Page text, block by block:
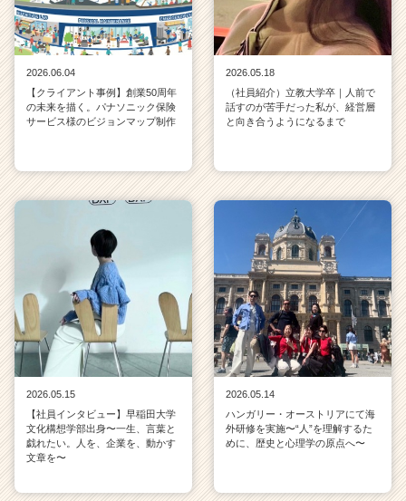
2026.06.04
【クライアント事例】創業50周年
の未来を描く。パナソニック保険
サービス様のビジョンマップ制作
2026.05.18
（社員紹介）立教大学卒｜人前で
話すのが苦手だった私が、経営層
と向き合うようになるまで
2026.05.15
【社員インタビュー】早稲田大学
文化構想学部出身〜一生、言葉と
戯れたい。人を、企業を、動かす
文章を〜
2026.05.14
ハンガリー・オーストリアにて海
外研修を実施〜“人”を理解するた
めに、歴史と心理学の原点へ〜